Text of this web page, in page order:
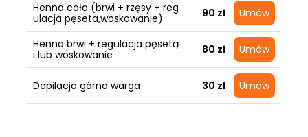
Henna cała (brwi + rzęsy + reg
ulacja pęseta,woskowanie)
90 zł Umów
Henna brwi + regulacja pęsetą
i lub woskowanie
80 zł Umów
Depilacja górna warga 30 zł Umów